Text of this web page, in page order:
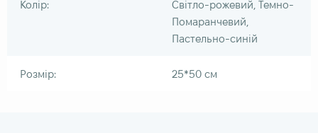
Колір:
Світло-рожевий, Темно-
Помаранчевий,
Пастельно-синій
Розмір: 25*50 см